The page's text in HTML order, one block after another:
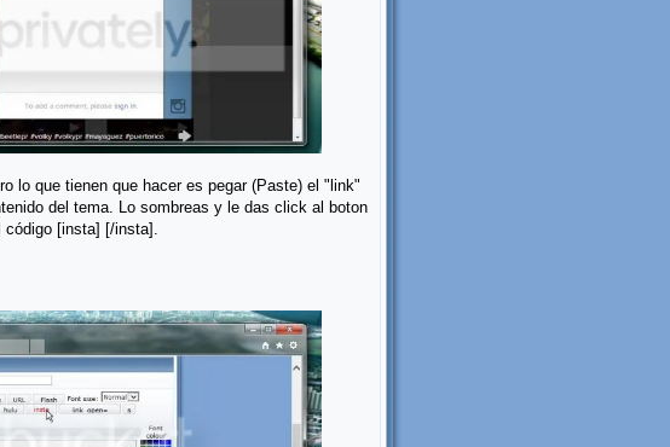
lo que tienen que hacer es pegar (Paste) el "link"
del tema. Lo sombreas y le das click al boton
código [insta] [/insta].